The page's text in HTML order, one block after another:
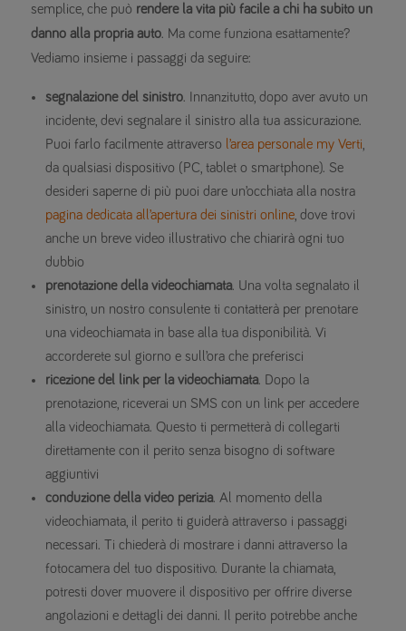
semplice, che può rendere la vita più facile a chi ha subito un
danno alla propria auto. Ma come funziona esattamente?
Vediamo insieme i passaggi da seguire:
segnalazione del sinistro. Innanzitutto, dopo aver avuto un
incidente, devi segnalare il sinistro alla tua assicurazione.
Puoi farlo facilmente attraverso l’area personale my Verti
da qualsiasi dispositivo (PC, tablet o smartphone). Se
desideri saperne di più puoi dare un’occhiata alla nostra
pagina dedicata all’apertura dei sinistri online , dove trovi
anche un breve video illustrativo che chiarirà ogni tuo
dubbio
prenotazione della videochiamata. Una volta segnalato il
sinistro, un nostro consulente ti contatterà per prenotare
una videochiamata in base alla tua disponibilità. Vi
accorderete sul giorno e sull’ora che preferisci
ricezione del link per la videochiamata. Dopo la
prenotazione, riceverai un SMS con un link per accedere
alla videochiamata. Questo ti permetterà di collegarti
direttamente con il perito senza bisogno di software
aggiuntivi
conduzione della video perizia. Al momento della
videochiamata, il perito ti guiderà attraverso i passaggi
necessari. Ti chiederà di mostrare i danni attraverso la
fotocamera del tuo dispositivo. Durante la chiamata,
potresti dover muovere il dispositivo per offrire diverse
angolazioni e dettagli dei danni. Il perito potrebbe anche